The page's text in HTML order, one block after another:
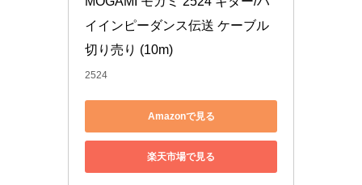
イインピーダンス伝送 ケーブル
切り売り (10m)
2524
Amazonで見る
楽天市場で見る